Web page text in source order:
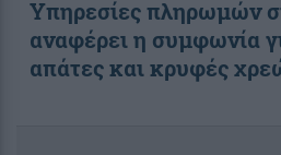
Υπηρεσίες πληρωμών
αναφέρει η συμφωνία
απάτες και κρυφές